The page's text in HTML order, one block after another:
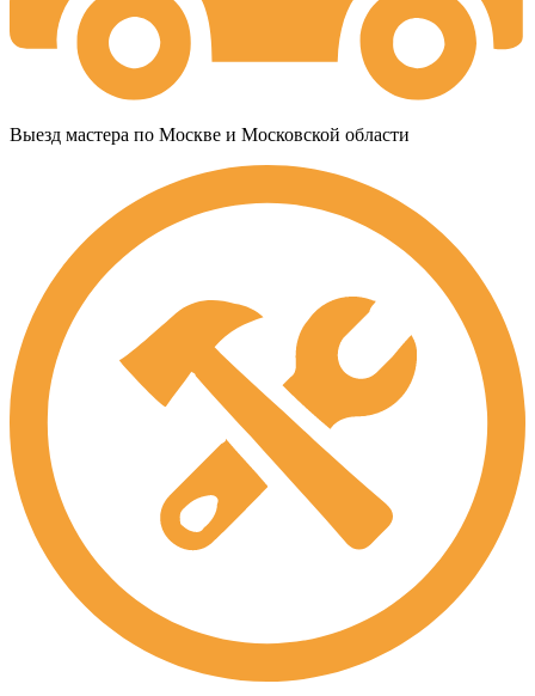
Выезд мастера по Москве и Московской области